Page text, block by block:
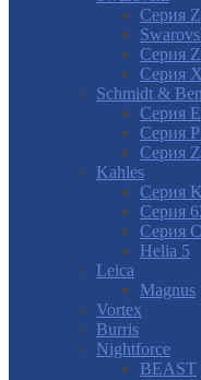
Серия
Серия
Серия
Schmidt &
Серия
Серия
Cерия
Kahles
Серия K
Серия
Серия С
Helia 5
Leica
Magnus
Vortex
Burris
Nightforce
BEAST